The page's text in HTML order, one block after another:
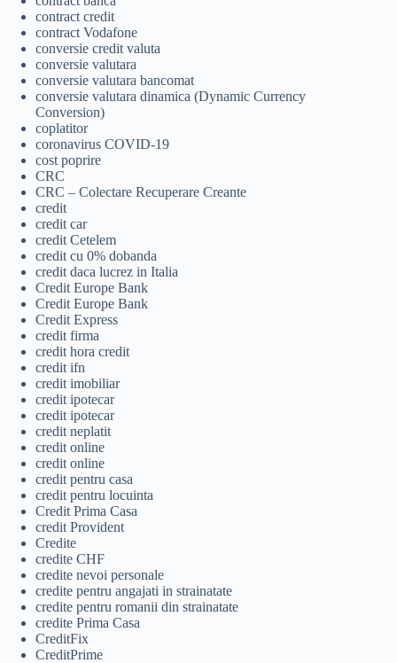
contract credit
contract Vodafone
conversie credit valuta
conversie valutara
conversie valutara bancomat
conversie valutara dinamica (Dynamic Currency
Conversion)
coplatitor
coronavirus COVID-19
cost poprire
CRC
CRC – Colectare Recuperare Creante
credit
credit car
credit Cetelem
credit cu 0% dobanda
credit daca lucrez in Italia
Credit Europe Bank
Credit Europe Bank
Credit Express
credit firma
credit hora credit
credit ifn
credit imobiliar
credit ipotecar
credit ipotecar
credit neplatit
credit online
credit online
credit pentru casa
credit pentru locuinta
Credit Prima Casa
credit Provident
Credite
credite CHF
credite nevoi personale
credite pentru angajati in strainatate
credite pentru romanii din strainatate
credite Prima Casa
CreditFix
CreditPrime